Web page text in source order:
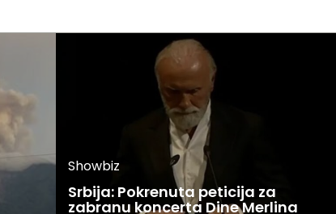
Showbiz
Srbija: Pokrenuta peticija za
zabranu koncerta Dine Merlina